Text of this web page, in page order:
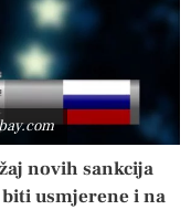
novih sankcija
usmjerene i na